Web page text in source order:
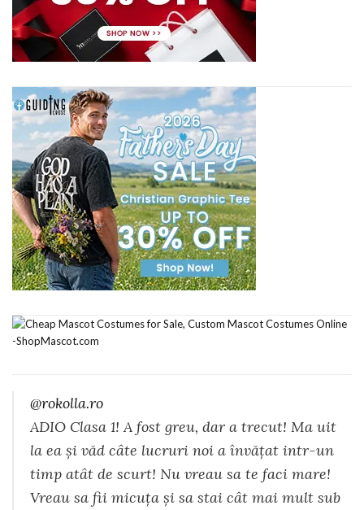
@rokolla.ro
ADIO Clasa 1! A fost greu, dar a trecut! Ma uit
la ea și văd câte lucruri noi a învățat intr-un
timp atât de scurt! Nu vreau sa te faci mare!
Vreau sa fii micuța și sa stai cât mai mult sub